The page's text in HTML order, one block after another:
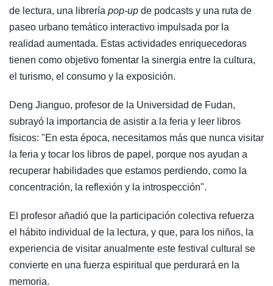
de lectura, una librería pop-up de podcasts y una ruta de
paseo urbano temático interactivo impulsada por la
realidad aumentada. Estas actividades enriquecedoras
tienen como objetivo fomentar la sinergia entre la cultura,
el turismo, el consumo y la exposición.
Deng Jianguo, profesor de la Universidad de Fudan,
subrayó la importancia de asistir a la feria y leer libros
físicos: "En esta época, necesitamos más que nunca visitar
la feria y tocar los libros de papel, porque nos ayudan a
recuperar habilidades que estamos perdiendo, como la
concentración, la reflexión y la introspección".
El profesor añadió que la participación colectiva refuerza
el hábito individual de la lectura, y que, para los niños, la
experiencia de visitar anualmente este festival cultural se
convierte en una fuerza espiritual que perdurará en la
memoria.